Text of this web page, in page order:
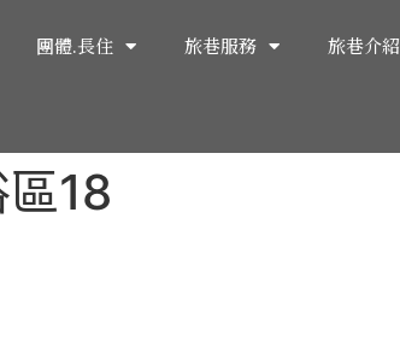
團體.長住 旅巷服務 旅巷介紹
18